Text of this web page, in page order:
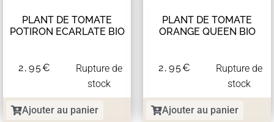
PLANT DE TOMATE
POTIRON ECARLATE BIO
2,95€
Rupture de
stock
Ajouter au panier
PLANT DE TOMATE
ORANGE QUEEN BIO
2,95€
Rupture de
stock
Ajouter au panier